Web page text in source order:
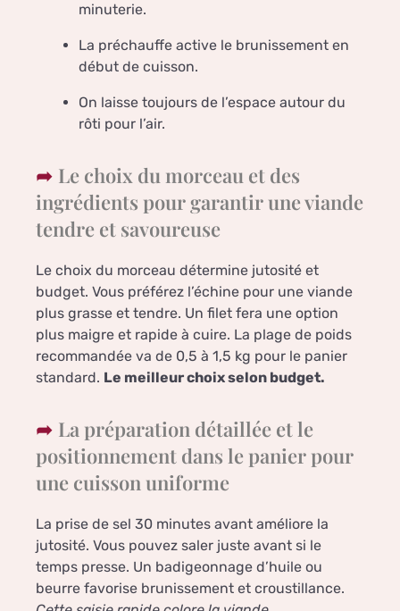
minuterie.
La préchauffe active le brunissement en
début de cuisson.
On laisse toujours de l’espace autour du
rôti pour l’air.
Le choix du morceau et des
ingrédients pour garantir une viande
tendre et savoureuse
Le choix du morceau détermine jutosité et
budget. Vous préférez l’échine pour une viande
plus grasse et tendre. Un filet fera une option
plus maigre et rapide à cuire. La plage de poids
recommandée va de 0,5 à 1,5 kg pour le panier
standard. Le meilleur choix selon budget.
La préparation détaillée et le
positionnement dans le panier pour
une cuisson uniforme
La prise de sel 30 minutes avant améliore la
jutosité. Vous pouvez saler juste avant si le
temps presse. Un badigeonnage d’huile ou
beurre favorise brunissement et croustillance.